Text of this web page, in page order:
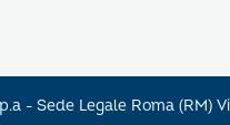
- Sede Legale Roma (RM)